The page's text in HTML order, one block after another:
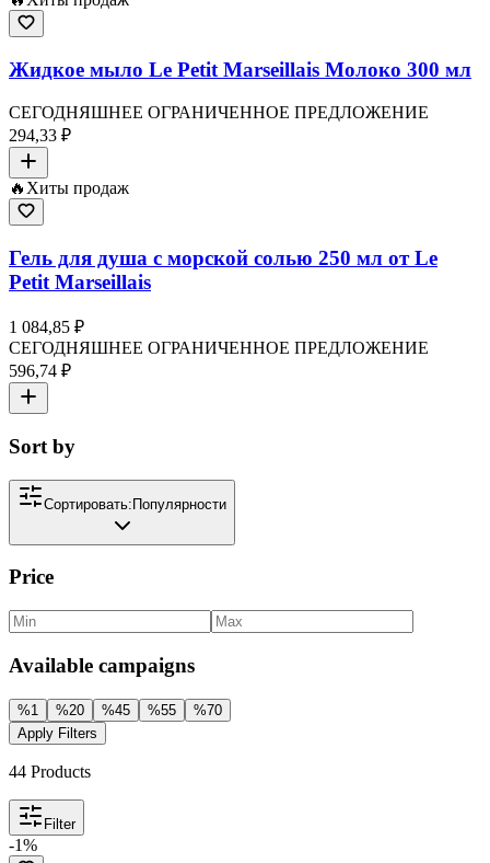
Жидкое мыло Le Petit Marseillais Молоко 300 мл
СЕГОДНЯШНЕЕ ОГРАНИЧЕННОЕ ПРЕДЛОЖЕНИЕ
294,33 ₽
🔥 Хиты продаж
Гель для душа с морской солью 250 мл от Le
Petit Marseillais
1 084,85 ₽
СЕГОДНЯШНЕЕ ОГРАНИЧЕННОЕ ПРЕДЛОЖЕНИЕ
596,74 ₽
Sort by
Сортировать: Популярности
Price
Available campaigns
%1 %20 %45 %55 %70
Apply Filters
44 Products
Filter
-1%